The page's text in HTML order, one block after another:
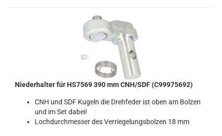
Nie­der­hal­ter für HS7569 390 mm CNH/SDF (C99975692)
CNH und SDF Ku­geln die Dreh­fe­der ist oben am Bol­zen
und im Set dabei!
Loch­durch­mes­ser des Ver­rie­ge­lungs­bol­zen 18 mm